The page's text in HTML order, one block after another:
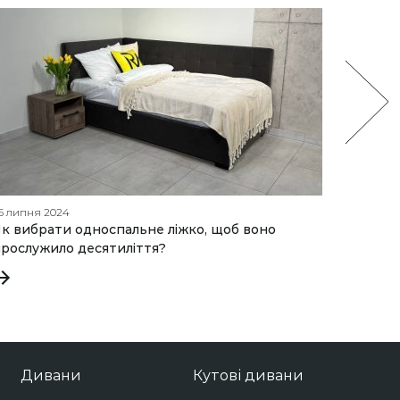
липня 2024
вибрати односпальне ліжко, щоб воно
десятиліття?
Дивани Кутові дивани